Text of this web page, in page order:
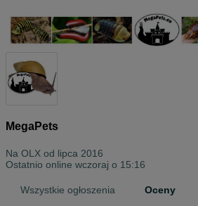
MegaPets
Na OLX od lipca 2016
Ostatnio online wczoraj o 15:16
Wszystkie ogłoszenia Oceny